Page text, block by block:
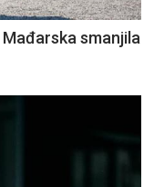
smanjila